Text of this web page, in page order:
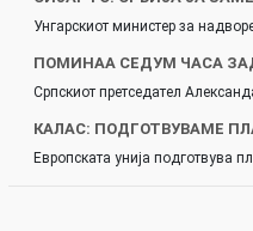
Унгарскиот министер за
ПОМИНАА СЕДУМ ЧАСА
Српскиот претседател
КАЛАС: ПОДГОТВУВАМЕ
Европската унија подготвува